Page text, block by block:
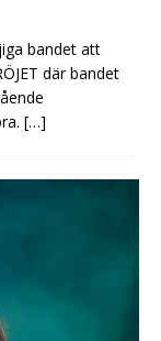
bandet att
där bandet
[…]